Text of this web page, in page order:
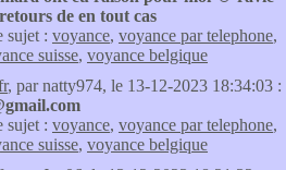
de en tout cas
sujet : voyance, voyance par telephone,
suisse, voyance belgique
, par natty974, le 13-12-2023 18:34:03 :
sujet : voyance, voyance par telephone,
suisse, voyance belgique